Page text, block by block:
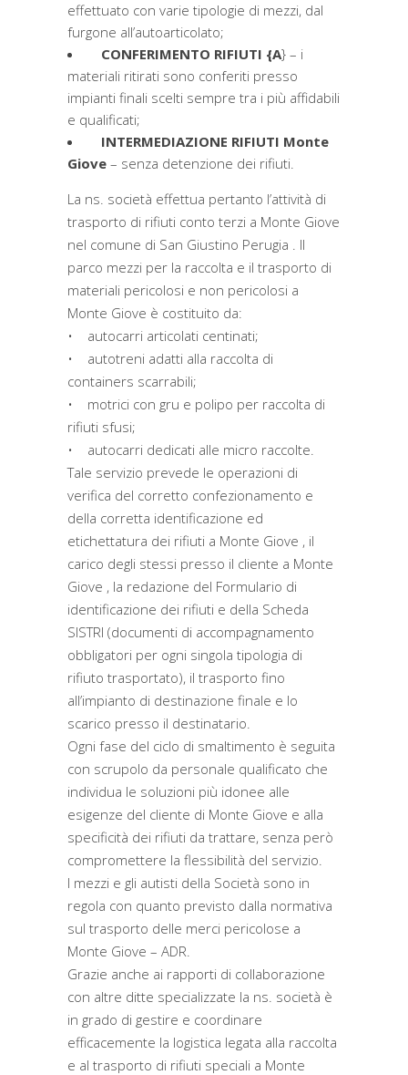
effettuato con varie tipologie di mezzi, dal
furgone all’autoarticolato;
CONFERIMENTO RIFIUTI {A} – i
materiali ritirati sono conferiti presso
impianti finali scelti sempre tra i più affidabili
e qualificati;
INTERMEDIAZIONE RIFIUTI Monte
Giove – senza detenzione dei rifiuti.
La ns. società effettua pertanto l’attività di
trasporto di rifiuti conto terzi a Monte Giove
nel comune di San Giustino Perugia . Il
parco mezzi per la raccolta e il trasporto di
materiali pericolosi e non pericolosi a
Monte Giove è costituito da:
• autocarri articolati centinati;
• autotreni adatti alla raccolta di
containers scarrabili;
• motrici con gru e polipo per raccolta di
rifiuti sfusi;
• autocarri dedicati alle micro raccolte.
Tale servizio prevede le operazioni di
verifica del corretto confezionamento e
della corretta identificazione ed
etichettatura dei rifiuti a Monte Giove , il
carico degli stessi presso il cliente a Monte
Giove , la redazione del Formulario di
identificazione dei rifiuti e della Scheda
SISTRI (documenti di accompagnamento
obbligatori per ogni singola tipologia di
rifiuto trasportato), il trasporto fino
all’impianto di destinazione finale e lo
scarico presso il destinatario.
Ogni fase del ciclo di smaltimento è seguita
con scrupolo da personale qualificato che
individua le soluzioni più idonee alle
esigenze del cliente di Monte Giove e alla
specificità dei rifiuti da trattare, senza però
compromettere la flessibilità del servizio.
I mezzi e gli autisti della Società sono in
regola con quanto previsto dalla normativa
sul trasporto delle merci pericolose a
Monte Giove – ADR.
Grazie anche ai rapporti di collaborazione
con altre ditte specializzate la ns. società è
in grado di gestire e coordinare
efficacemente la logistica legata alla raccolta
e al trasporto di rifiuti speciali a Monte